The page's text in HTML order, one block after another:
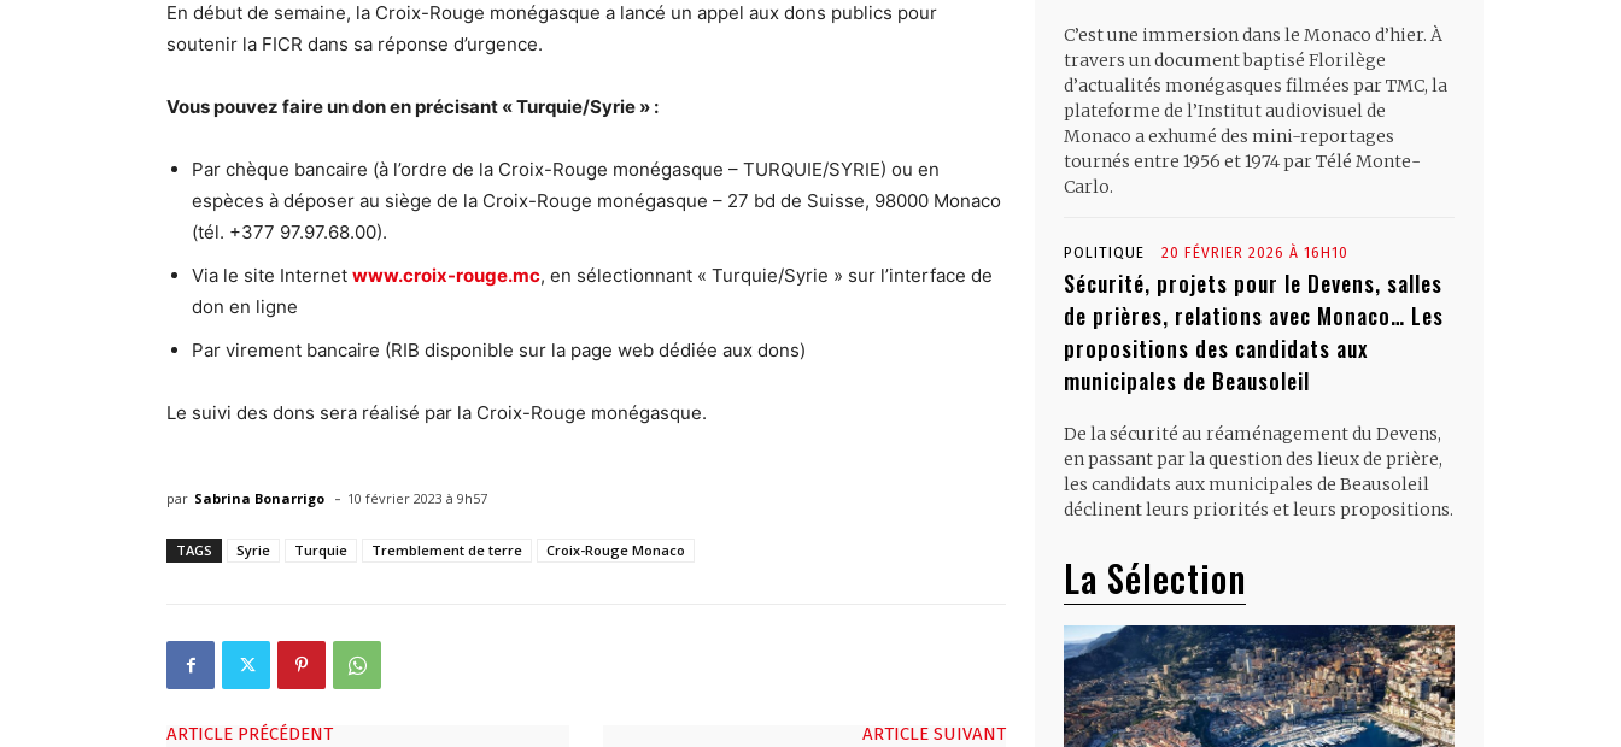
En début de semaine, la Croix-Rouge monégasque a lancé un appel aux dons publics pour
soutenir la FICR dans sa réponse d’urgence.
Vous pouvez faire un don en précisant « Turquie/Syrie » :
Par chèque bancaire (à l’ordre de la Croix-Rouge monégasque – TURQUIE/SYRIE) ou en
espèces à déposer au siège de la Croix-Rouge monégasque – 27 bd de Suisse, 98000 Monaco
(tél. +377 97.97.68.00).
Via le site Internet www.croix-rouge.mc, en sélectionnant « Turquie/Syrie » sur l’interface de
don en ligne
Par virement bancaire (RIB disponible sur la page web dédiée aux dons)
Le suivi des dons sera réalisé par la Croix-Rouge monégasque.
par Sabrina Bonarrigo - 10 février 2023 à 9h57
TAGS Syrie Turquie Tremblement de terre Croix-Rouge Monaco
ARTICLE PRÉCÉDENT ARTICLE SUIVANT
C’est une immersion dans le Monaco d’hier. À
travers un document baptisé Florilège
d’actualités monégasques filmées par TMC, la
plateforme de l’Institut audiovisuel de
Monaco a exhumé des mini-reportages
tournés entre 1956 et 1974 par Télé Monte-
Carlo.
POLITIQUE 20 FÉVRIER 2026 À 16H10
Sécurité, projets pour le Devens, salles
de prières, relations avec Monaco… Les
propositions des candidats aux
municipales de Beausoleil
De la sécurité au réaménagement du Devens,
en passant par la question des lieux de prière,
les candidats aux municipales de Beausoleil
déclinent leurs priorités et leurs propositions.
La Sélection